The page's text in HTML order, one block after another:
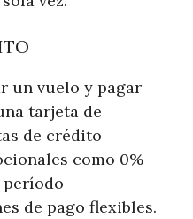
un vuelo y pagar
tarjeta de
de crédito
como 0%
de pago flexibles.